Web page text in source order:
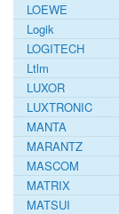
LOEWE
Logik
LOGITECH
Ltlm
LUXOR
LUXTRONIC
MANTA
MARANTZ
MASCOM
MATRIX
MATSUI